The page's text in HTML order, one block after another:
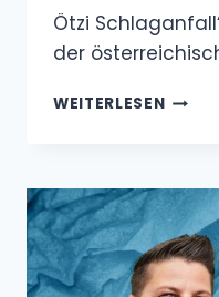
Ötzi
der
WEITERLESENDJ
IST
ÜBER
SEINEN